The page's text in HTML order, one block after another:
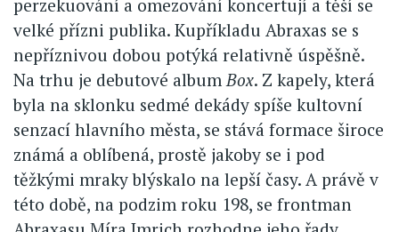
perzekuování a omezování koncertují a těší se
velké přízni publika. Kupříkladu Abraxas se s
nepříznivou dobou potýká relativně úspěšně.
Na trhu je debutové albumBox. Z kapely, která
byla na sklonku sedmé dekády spíše kultovní
senzací hlavního města, se stává formace široce
známá a oblíbená, prostě jakoby se i pod
těžkými mraky blýskalo na lepší časy. A právě v
této době, na podzim roku 198, se frontman